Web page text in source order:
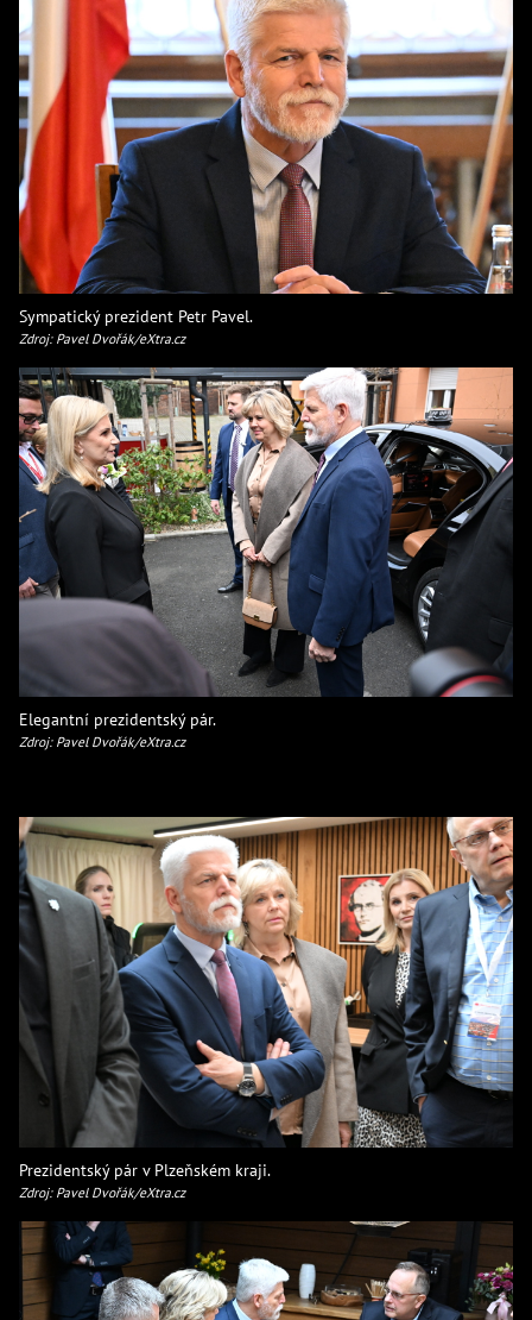
Sympatický prezident Petr Pavel.
Zdroj: Pavel Dvořák/eXtra.cz
Elegantní prezidentský pár.
Zdroj: Pavel Dvořák/eXtra.cz
Prezidentský pár v Plzeňském kraji.
Zdroj: Pavel Dvořák/eXtra.cz